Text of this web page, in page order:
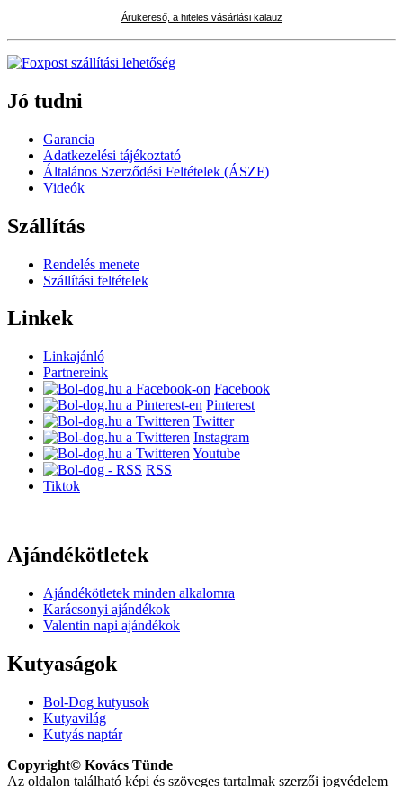
Árukereső, a hiteles vásárlási kalauz
Jó tudni
Garancia
Adatkezelési tájékoztató
Általános Szerződési Feltételek (ÁSZF)
Videók
Szállítás
Rendelés menete
Szállítási feltételek
Linkek
Linkajánló
Partnereink
Facebook
Pinterest
Twitter
Instagram
Youtube
RSS
Tiktok
Ajándékötletek
Ajándékötletek minden alkalomra
Karácsonyi ajándékok
Valentin napi ajándékok
Kutyaságok
Bol-Dog kutyusok
Kutyavilág
Kutyás naptár
Copyright© Kovács Tünde
Az oldalon található képi és szöveges tartalmak szerzői jogvédelem